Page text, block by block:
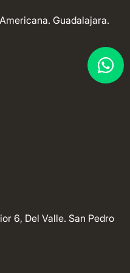
Guadalajara.
6, Del Valle. San Pedro